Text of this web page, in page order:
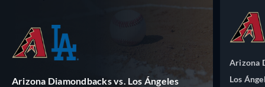
Arizona Diamondbacks vs. Los Ángeles
Arizona
Los